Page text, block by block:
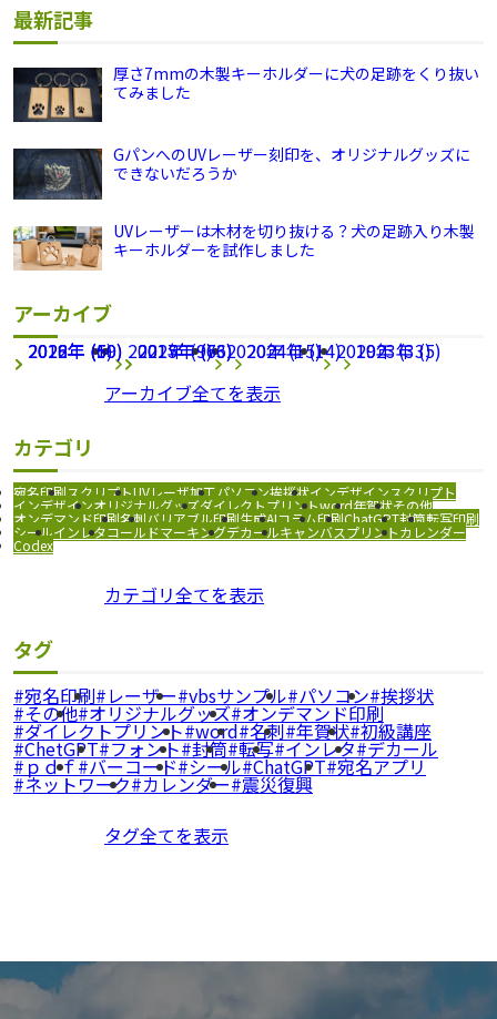
最新記事
厚さ7mmの木製キーホルダーに犬の足跡をくり抜い
てみました
GパンへのUVレーザー刻印を、オリジナルグッズに
できないだろうか
UVレーザーは木材を切り抜ける？犬の足跡入り木製
キーホルダーを試作しました
アーカイブ
2026年 (69) 2025年 (63) 2024年 (14) 2023年 (5)
2022年 (1) 2021年 (9) 2020年 (15) 2019年 (33)
2018年 (50) 2017年 (76)
アーカイブ全てを表示
カテゴリ
宛名印刷スクリプトUVレーザ加工パソコン挨拶状インデザインスクリプト
インデザインオリジナルグッズダイレクトプリントword年賀状その他
オンデマンド印刷名刺バリアブル印刷生成AIコラム印刷ChatGPT封筒転写印刷
シールインレタコールドマーキングデカールキャンバスプリントカレンダー
Codex
カテゴリ全てを表示
タグ
宛名印刷 レーザー vbsサンプル パソコン 挨拶状
その他 オリジナルグッズ オンデマンド印刷
ダイレクトプリント word 名刺 年賀状 初級講座
ChetGPT フォント 封筒 転写 インレタ デカール
ｐｄｆ バーコード シール ChatGPT 宛名アプリ
ネットワーク カレンダー 震災復興
タグ全てを表示